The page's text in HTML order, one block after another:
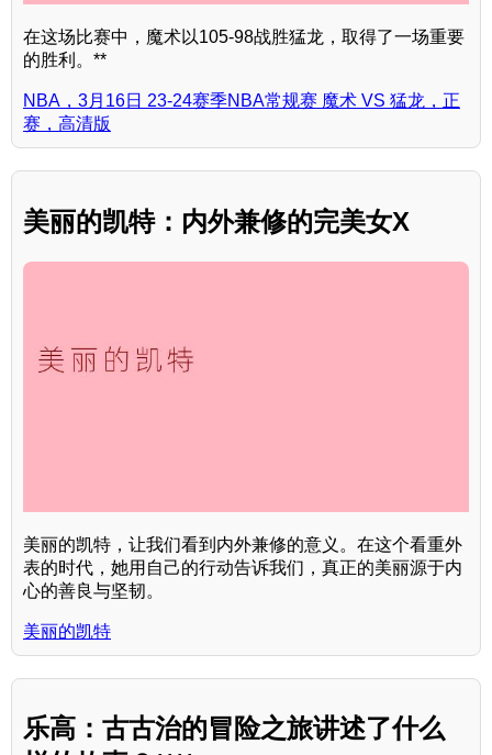
在这场比赛中，魔术以105-98战胜猛龙，取得了一场重要
的胜利。**
NBA，3月16日 23-24赛季NBA常规赛 魔术 VS 猛龙，正
赛，高清版
美丽的凯特：内外兼修的完美女X
美丽的凯特，让我们看到内外兼修的意义。在这个看重外
表的时代，她用自己的行动告诉我们，真正的美丽源于内
心的善良与坚韧。
美丽的凯特
乐高：古古治的冒险之旅讲述了什么